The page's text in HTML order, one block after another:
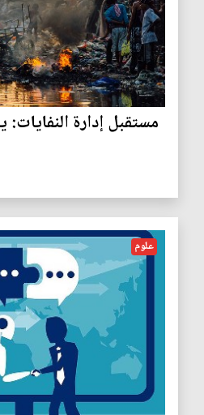
مستقبل إدارة النفايات:
علوم